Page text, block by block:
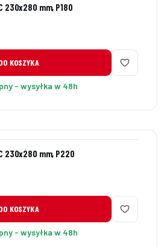
230x280 mm, P180
KOSZYKA
- wysyłka w 48h
230x280 mm, P220
KOSZYKA
- wysyłka w 48h